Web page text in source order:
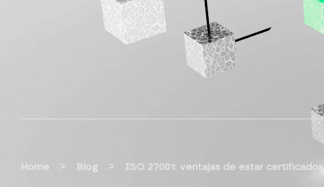
Home > Blog > ISO 27001: ventajas de estar certificados